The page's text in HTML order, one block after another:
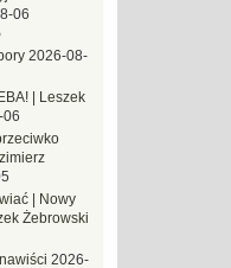
06
2026-08-
| Leszek
06
| Nowy
Żebrowski
2026-